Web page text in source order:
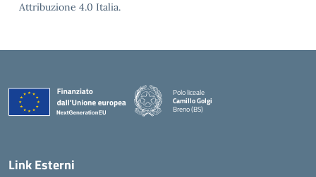
Attribuzione 4.0 Italia.
Polo liceale
Camillo Golgi
Breno (BS)
Link Esterni